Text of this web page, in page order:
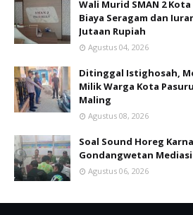
Wali Murid SMAN 2
Biaya Seragam dan
Jutaan Rupiah
Agustus 04, 2026
Ditinggal Istighosah,
Milik Warga Kota
Maling
Agustus 08, 2026
Soal Sound Horeg
Gondangwetan
Agustus 06, 2026